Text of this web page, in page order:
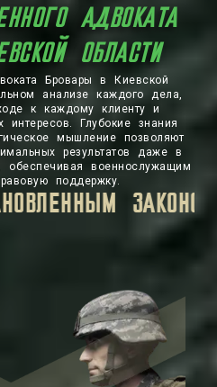
Бровары в Киевской
анализе каждого дела,
к каждому клиенту и
Глубокие знания
мышление позволяют
результатов даже в
обеспечивая военнослужащим
поддержку.
ВЫ